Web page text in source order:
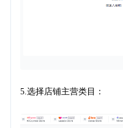
5. 选择店铺主营类目：